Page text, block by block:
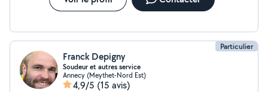
Particulier
Franck Depigny
Soudeur et autres service
Annecy (Meythet-Nord Est)
4,9/5 (15 avis)